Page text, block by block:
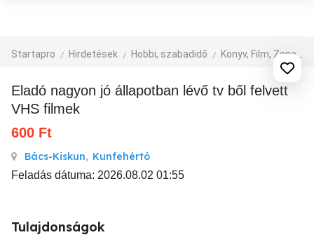
Startapro Hirdetések Hobbi, szabadidő Könyv, Film, Zene
Eladó nagyon jó állapotban lévő tv ből felvett
VHS filmek
600 Ft
Bács-Kiskun, Kunfehértó
Feladás dátuma: 2026.08.02 01:55
Tulajdonságok